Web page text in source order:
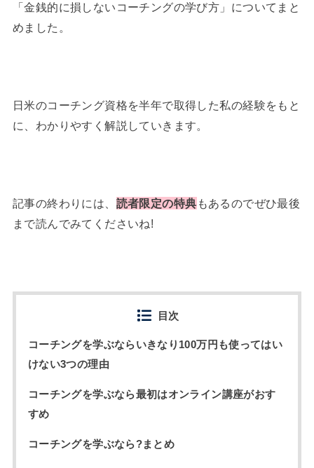
「金銭的に損しないコーチングの学び方」についてまと
めました。
日米のコーチング資格を半年で取得した私の経験をもと
に、わかりやすく解説していきます。
記事の終わりには、 読者限定の特典 もあるのでぜひ最後
まで読んでみてくださいね!
目次
コーチングを学ぶならいきなり100万円も使ってはい
けない3つの理由
コーチングを学ぶなら最初はオンライン講座がおす
すめ
コーチングを学ぶなら?まとめ